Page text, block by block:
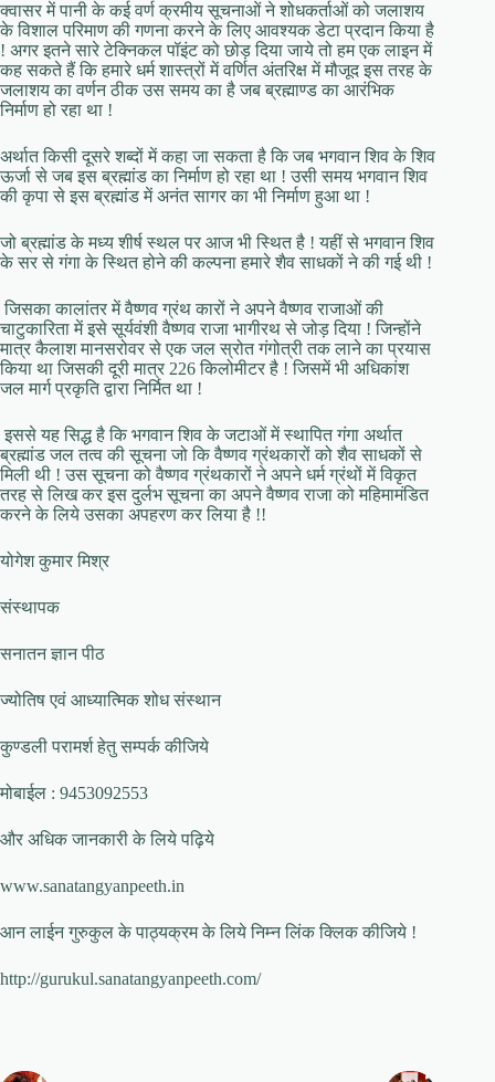
क्वासर में पानी के कई वर्ण क्रमीय सूचनाओं ने शोधकर्ताओं को जलाशय
के विशाल परिमाण की गणना करने के लिए आवश्यक डेटा प्रदान किया है
! अगर इतने सारे टेक्निकल पॉइंट को छोड़ दिया जाये तो हम एक लाइन में
कह सकते हैं कि हमारे धर्म शास्त्रों में वर्णित अंतरिक्ष में मौजूद इस तरह के
जलाशय का वर्णन ठीक उस समय का है जब ब्रह्माण्ड का आरंभिक
निर्माण हो रहा था !
अर्थात किसी दूसरे शब्दों में कहा जा सकता है कि जब भगवान शिव के शिव
ऊर्जा से जब इस ब्रह्मांड का निर्माण हो रहा था ! उसी समय भगवान शिव
की कृपा से इस ब्रह्मांड में अनंत सागर का भी निर्माण हुआ था !
जो ब्रह्मांड के मध्य शीर्ष स्थल पर आज भी स्थित है ! यहीं से भगवान शिव
के सर से गंगा के स्थित होने की कल्पना हमारे शैव साधकों ने की गई थी !
जिसका कालांतर में वैष्णव ग्रंथ कारों ने अपने वैष्णव राजाओं की
चाटुकारिता में इसे सूर्यवंशी वैष्णव राजा भागीरथ से जोड़ दिया ! जिन्होंने
मात्र कैलाश मानसरोवर से एक जल स्रोत गंगोत्री तक लाने का प्रयास
किया था जिसकी दूरी मात्र 226 किलोमीटर है ! जिसमें भी अधिकांश
जल मार्ग प्रकृति द्वारा निर्मित था !
इससे यह सिद्ध है कि भगवान शिव के जटाओं में स्थापित गंगा अर्थात
ब्रह्मांड जल तत्व की सूचना जो कि वैष्णव ग्रंथकारों को शैव साधकों से
मिली थी ! उस सूचना को वैष्णव ग्रंथकारों ने अपने धर्म ग्रंथों में विकृत
तरह से लिख कर इस दुर्लभ सूचना का अपने वैष्णव राजा को महिमामंडित
करने के लिये उसका अपहरण कर लिया है !!
योगेश कुमार मिश्र
संस्थापक
सनातन ज्ञान पीठ
ज्योतिष एवं आध्यात्मिक शोध संस्थान
कुण्डली परामर्श हेतु सम्पर्क कीजिये
मोबाईल : 9453092553
और अधिक जानकारी के लिये पढ़िये
www.sanatangyanpeeth.in
आन लाईन गुरुकुल के पाठ्यक्रम के लिये निम्न लिंक क्लिक कीजिये !
http://gurukul.sanatangyanpeeth.com/